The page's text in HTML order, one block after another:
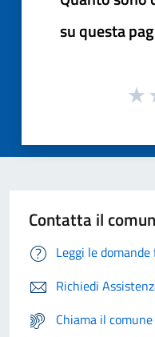
su questa
Contatta il
Leggi le
Richiedi
Chiama il